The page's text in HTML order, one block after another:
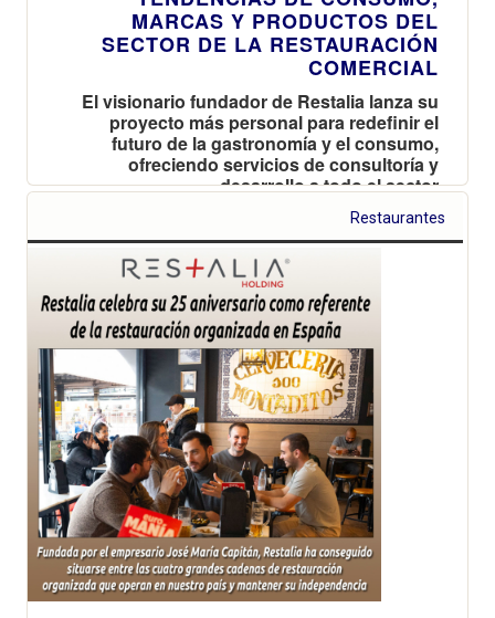
MARCAS Y PRODUCTOS DEL
SECTOR DE LA RESTAURACIÓN
COMERCIAL
El visionario fundador de Restalia lanza su
proyecto más personal para redefinir el
futuro de la gastronomía y el consumo,
ofreciendo servicios de consultoría y
desarrollo a todo el sector
Restaurantes